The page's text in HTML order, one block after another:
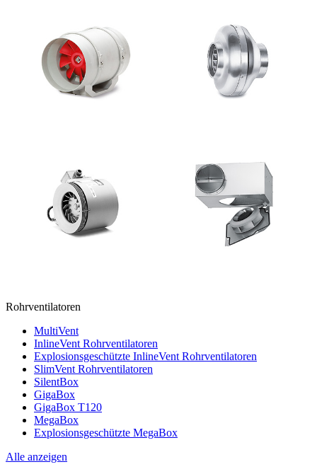
Rohrventilatoren
MultiVent
InlineVent Rohrventilatoren
Explosionsgeschützte InlineVent Rohrventilatoren
SlimVent Rohrventilatoren
SilentBox
GigaBox
GigaBox T120
MegaBox
Explosionsgeschützte MegaBox
Alle anzeigen